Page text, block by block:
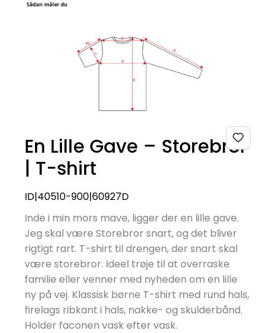
En Lille Gave – Storebror
| T-shirt
ID|40510-900|60927D
Inde i min mors mave, ligger der en lille gave.
Jeg skal være Storebror snart, og det bliver
rigtigt rart. T-shirt til drengen, der snart skal
være storebror. Ideel trøje til at overraske
familie eller venner med nyheden om en lille
ny på vej. Klassisk børne T-shirt med rund hals,
firelags ribkant i hals, nakke- og skulderbånd.
Holder faconen vask efter vask.